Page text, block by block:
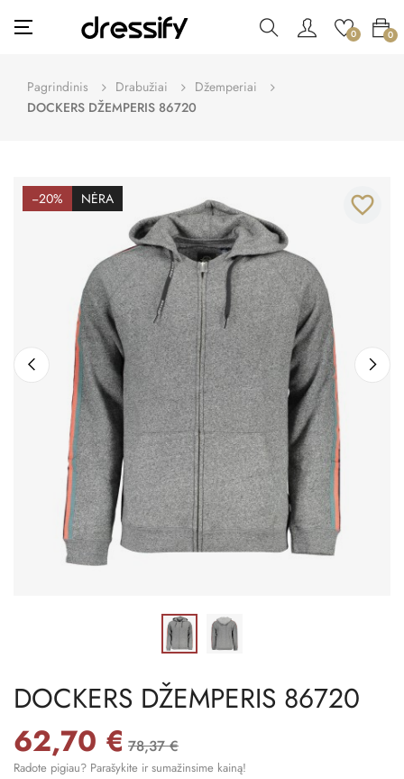
Toggle
navigation
☰ 0 0
Pagrindinis Drabužiai
Džemperiai
DOCKERS DŽEMPERIS 86720
−20% NĖRA favorite_border
DOCKERS DŽEMPERIS 86720
62,70 € 78,37 €
Radote pigiau? Parašykite ir sumažinsime kainą!